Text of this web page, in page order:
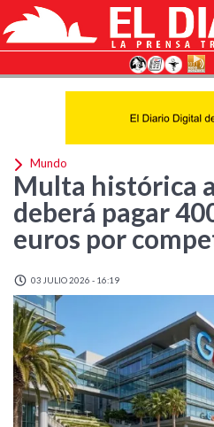
Mundo
Multa histórica
deberá pagar
euros por
03 JULIO 2026 - 16:19